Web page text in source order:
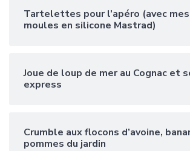
Tartelettes pour l’apéro (avec
moules en silicone Mastrad)
Joue de loup de mer au Cognac et
express
Crumble aux flocons d’avoine,
pommes du jardin